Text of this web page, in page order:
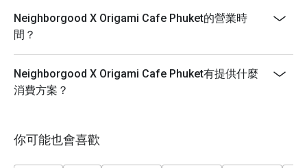
Neighborgood X Origami Cafe Phuket的營業時
間？
Neighborgood X Origami Cafe Phuket有提供什麼
消費方案？
你可能也會喜歡